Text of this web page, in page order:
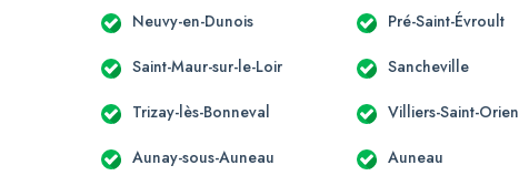
Neuvy-en-Dunois Pré-Saint-Évroult
Saint-Maur-sur-le-Loir Sancheville
Trizay-lès-Bonneval Villiers-Saint-Orien
Aunay-sous-Auneau Auneau